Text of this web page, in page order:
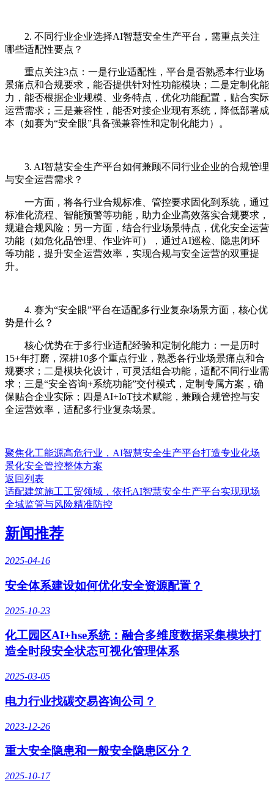
2. 不同行业企业选择AI智慧安全生产平台，需重点关注
哪些适配性要点？
重点关注3点：一是行业适配性，平台是否熟悉本行业场
景痛点和合规要求，能否提供针对性功能模块；二是定制化能
力，能否根据企业规模、业务特点，优化功能配置，贴合实际
运营需求；三是兼容性，能否对接企业现有系统，降低部署成
本（如赛为“安全眼”具备强兼容性和定制化能力）。
3. AI智慧安全生产平台如何兼顾不同行业企业的合规管理
与安全运营需求？
一方面，将各行业合规标准、管控要求固化到系统，通过
标准化流程、智能预警等功能，助力企业高效落实合规要求，
规避合规风险；另一方面，结合行业场景特点，优化安全运营
功能（如危化品管理、作业许可），通过AI巡检、隐患闭环
等功能，提升安全运营效率，实现合规与安全运营的双重提
升。
4. 赛为“安全眼”平台在适配多行业复杂场景方面，核心优
势是什么？
核心优势在于多行业适配经验和定制化能力：一是历时
15+年打磨，深耕10多个重点行业，熟悉各行业场景痛点和合
规要求；二是模块化设计，可灵活组合功能，适配不同行业需
求；三是“安全咨询+系统功能”交付模式，定制专属方案，确
保贴合企业实际；四是AI+IoT技术赋能，兼顾合规管控与安
全运营效率，适配多行业复杂场景。
聚焦化工能源高危行业，AI智慧安全生产平台打造专业化场
景化安全管控整体方案
返回列表
适配建筑施工工贸领域，依托AI智慧安全生产平台实现现场
全域监管与风险精准防控
新闻推荐
2025-04-16
安全体系建设如何优化安全资源配置？
2025-10-23
化工园区AI+hse系统：融合多维度数据采集模块打
造全时段安全状态可视化管理体系
2025-03-05
电力行业找碳交易咨询公司？
2023-12-26
重大安全隐患和一般安全隐患区分？
2025-10-17